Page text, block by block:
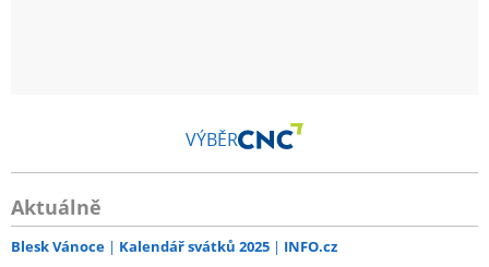
VÝBĚR
Aktuálně
Blesk Vánoce Kalendář svátků 2025 INFO.cz